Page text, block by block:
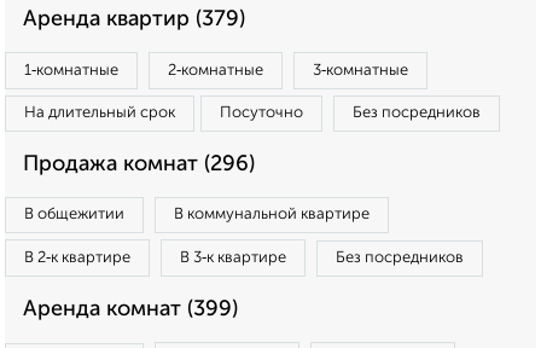
Аренда квартир (379)
1‑комнатные 2‑комнатные 3‑комнатные
На длительный срок Посуточно Без посредников
Продажа комнат (296)
В общежитии В коммунальной квартире
В 2‑к квартире В 3‑к квартире Без посредников
Аренда комнат (399)